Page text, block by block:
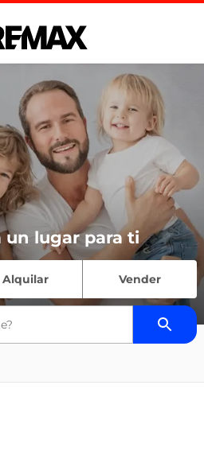
un lugar para ti
Alquilar Vender